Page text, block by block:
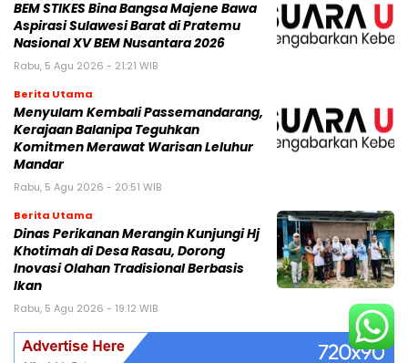
BEM STIKES Bina Bangsa Majene Bawa
Aspirasi Sulawesi Barat di Pratemu
Nasional XV BEM Nusantara 2026
Rabu, 5 Agu 2026 - 21:21 WIB
Berita Utama
Menyulam Kembali Passemandarang,
Kerajaan Balanipa Teguhkan
Komitmen Merawat Warisan Leluhur
Mandar
Rabu, 5 Agu 2026 - 20:51 WIB
Berita Utama
Dinas Perikanan Merangin Kunjungi Hj
Khotimah di Desa Rasau, Dorong
Inovasi Olahan Tradisional Berbasis
Ikan
Rabu, 5 Agu 2026 - 19:12 WIB